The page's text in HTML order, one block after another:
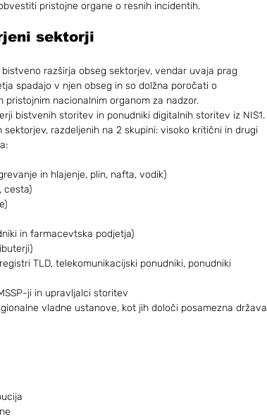
pristojne organe o resnih incidentih.
sektorji
razširja obseg sektorjev, vendar uvaja prag
spadajo v njen obseg in so dolžna poročati o
pristojnim nacionalnim organom za nadzor.
bistvenih storitev in ponudniki digitalnih storitev iz NIS1.
razdeljenih na 2 skupini: visoko kritični in drugi
in hlajenje, plin, nafta, vodik)
cesta)
in farmacevtska podjetja)
TLD, telekomunikacijski ponudniki, ponudniki
ji in upravljalci storitev
vladne ustanove, kot jih določi posamezna država